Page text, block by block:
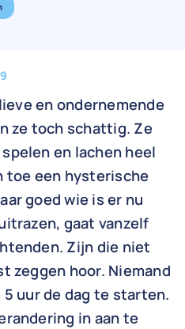
en ondernemende
ze toch schattig. Ze
en lachen heel
toe een hysterische
goed wie is er nu
gaat vanzelf
Zijn die niet
zeggen hoor. Niemand
uur de dag te starten.
in aan te